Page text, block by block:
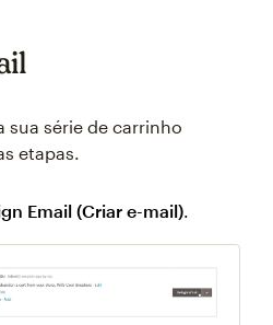
sua série de carrinho
etapas.
Email (Criar e-mail).